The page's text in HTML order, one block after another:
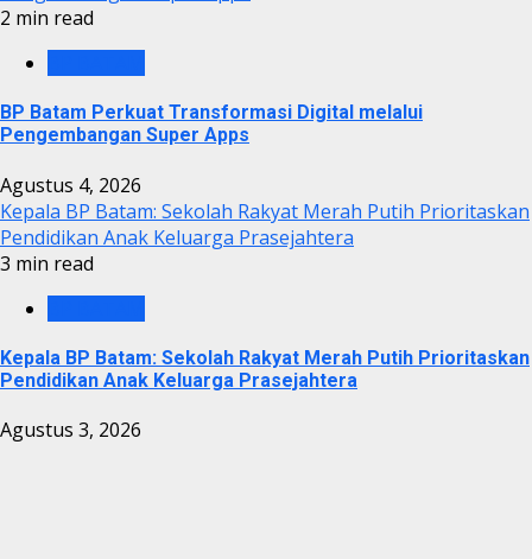
2 min read
BP Batam Perkuat Transformasi Digital melalui
Pengembangan Super Apps
Agustus 4, 2026
Kepala BP Batam: Sekolah Rakyat Merah Putih Prioritaskan
Pendidikan Anak Keluarga Prasejahtera
3 min read
Kepala BP Batam: Sekolah Rakyat Merah Putih Prioritaskan
Pendidikan Anak Keluarga Prasejahtera
Agustus 3, 2026